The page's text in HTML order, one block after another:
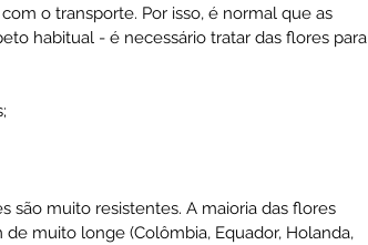
o transporte. Por isso, é normal que as
habitual - é necessário tratar das flores para
são muito resistentes. A maioria das flores
muito longe (Colômbia, Equador, Holanda,